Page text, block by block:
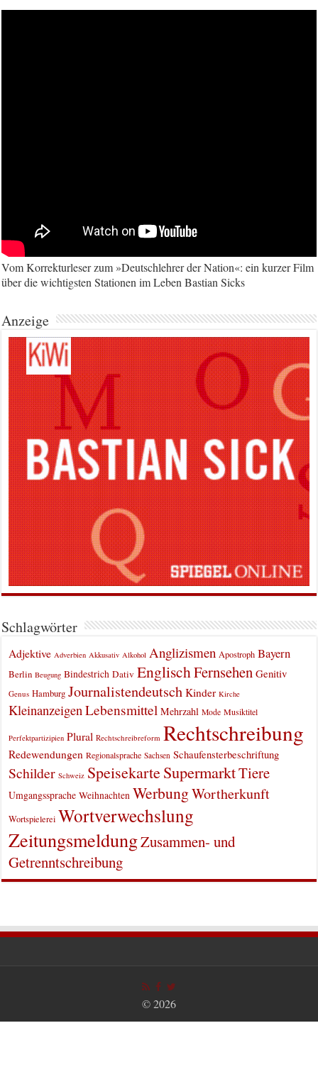
Vom Korrekturleser zum »Deutschlehrer der Nation«: ein kurzer Film
über die wichtigsten Stationen im Leben Bastian Sicks
Anzeige
Schlagwörter
Adjektive Adverbien Akkusativ Alkohol Anglizismen Apostroph Bayern
Berlin Beugung Bindestrich Dativ EnglischFernsehen Genitiv
Genus Hamburg Journalistendeutsch Kinder Kirche
Kleinanzeigen Lebensmittel Mehrzahl Mode Musiktitel
Perfektpartizipien Plural Rechtschreibreform Rechtschreibung
Redewendungen Regionalsprache Sachsen Schaufensterbeschriftung
Schilder Schweiz SpeisekarteSupermarktTiere
Umgangssprache Weihnachten WerbungWortherkunft
Wortspielerei Wortverwechslung
ZeitungsmeldungZusammen- und
Getrenntschreibung
© 2026